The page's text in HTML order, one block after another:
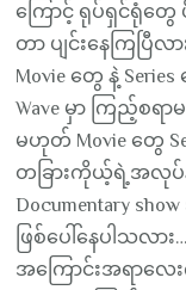
ကြောင့် ရုပ်ရှင်ရုံတွ
တာ ပျင်းနေကြပြီ
Movie တွေ နဲ့
Wave မှာ ကြည့်စရာ
မဟုတ် Movie တွေ
တခြားကိုယ့်ရဲ့အလုပ်
Documentary
ဖြစ်ပေါ်နေပါသလာ
အကြောင်းအရာလ